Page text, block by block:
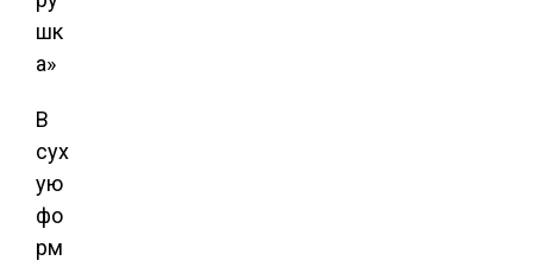
В
сух
ую
фо
рм